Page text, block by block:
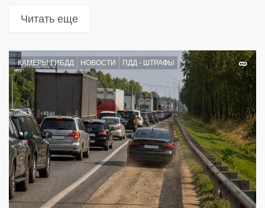
Читать еще
КАМЕРЫ ГИБДД НОВОСТИ ПДД - ШТРАФЫ